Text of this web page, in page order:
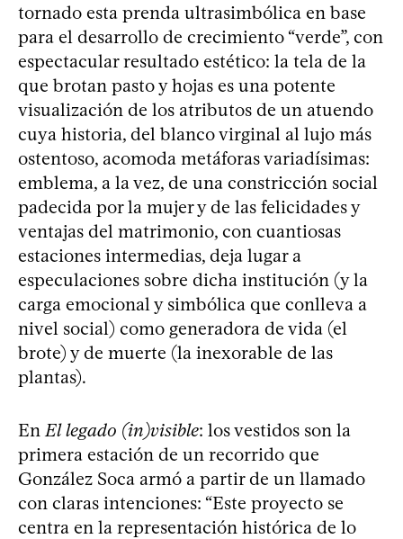
tornado esta prenda ultrasimbólica en base
para el desarrollo de crecimiento “verde”, con
espectacular resultado estético: la tela de la
que brotan pasto y hojas es una potente
visualización de los atributos de un atuendo
cuya historia, del blanco virginal al lujo más
ostentoso, acomoda metáforas variadísimas:
emblema, a la vez, de una constricción social
padecida por la mujer y de las felicidades y
ventajas del matrimonio, con cuantiosas
estaciones intermedias, deja lugar a
especulaciones sobre dicha institución (y la
carga emocional y simbólica que conlleva a
nivel social) como generadora de vida (el
brote) y de muerte (la inexorable de las
plantas).
En El legado (in)visible: los vestidos son la
primera estación de un recorrido que
González Soca armó a partir de un llamado
con claras intenciones: “Este proyecto se
centra en la representación histórica de lo